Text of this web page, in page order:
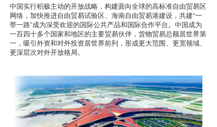
中国实行积极主动的开放战略，构建面向全球的高标准自由贸易区
网络，加快推进自由贸易试验区、海南自由贸易港建设，共建“一
带一路”成为深受欢迎的国际公共产品和国际合作平台。中国成为
一百四十多个国家和地区的主要贸易伙伴，货物贸易总额居世界第
一，吸引外资和对外投资居世界前列，形成更大范围、更宽领域、
更深层次对外开放格局。